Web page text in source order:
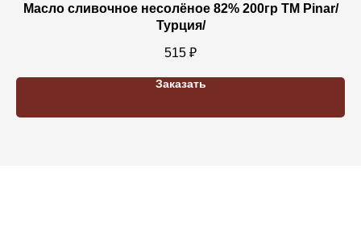
Масло сливочное несолёное 82% 200гр ТM Pinar/
Турция/
515 ₽
Заказать